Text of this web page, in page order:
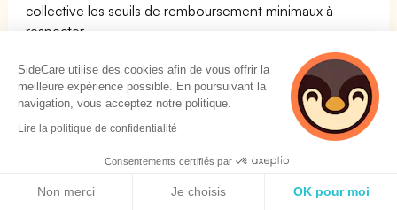
collective les seuils de remboursement minimaux à
respecter.
Votre entreprise est sous la convention Personnel des
ASAVPA ? Si vous cherchez une mutuelle santé pour
votre entreprise,contactez SideCare qui pourra vous
conseiller dans ce choix.
Vous avez des salariés ? Vous désirez avoir un
système de gestion des salariés spécialement
conçu pour la convention collective Personnel
SideCare utilise des cookies afin de vous offrir la
meilleure expérience possible. En poursuivant la
navigation, vous acceptez notre politique.
Lire la politique de confidentialité
Consentements certifiés par
Non merci Je choisis OK pour moi